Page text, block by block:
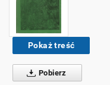
Pokaż treść
Pobierz